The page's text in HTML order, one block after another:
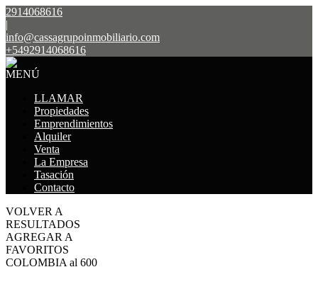
2914068616
|
info@cassagrupoinmobiliario.com
+5492914068616
MENÚ
LLAMAR
Propiedades
Emprendimientos
Alquiler
Venta
La Empresa
Tasación
Contacto
VOLVER A
RESULTADOS
AGREGAR A
FAVORITOS
COLOMBIA al 600